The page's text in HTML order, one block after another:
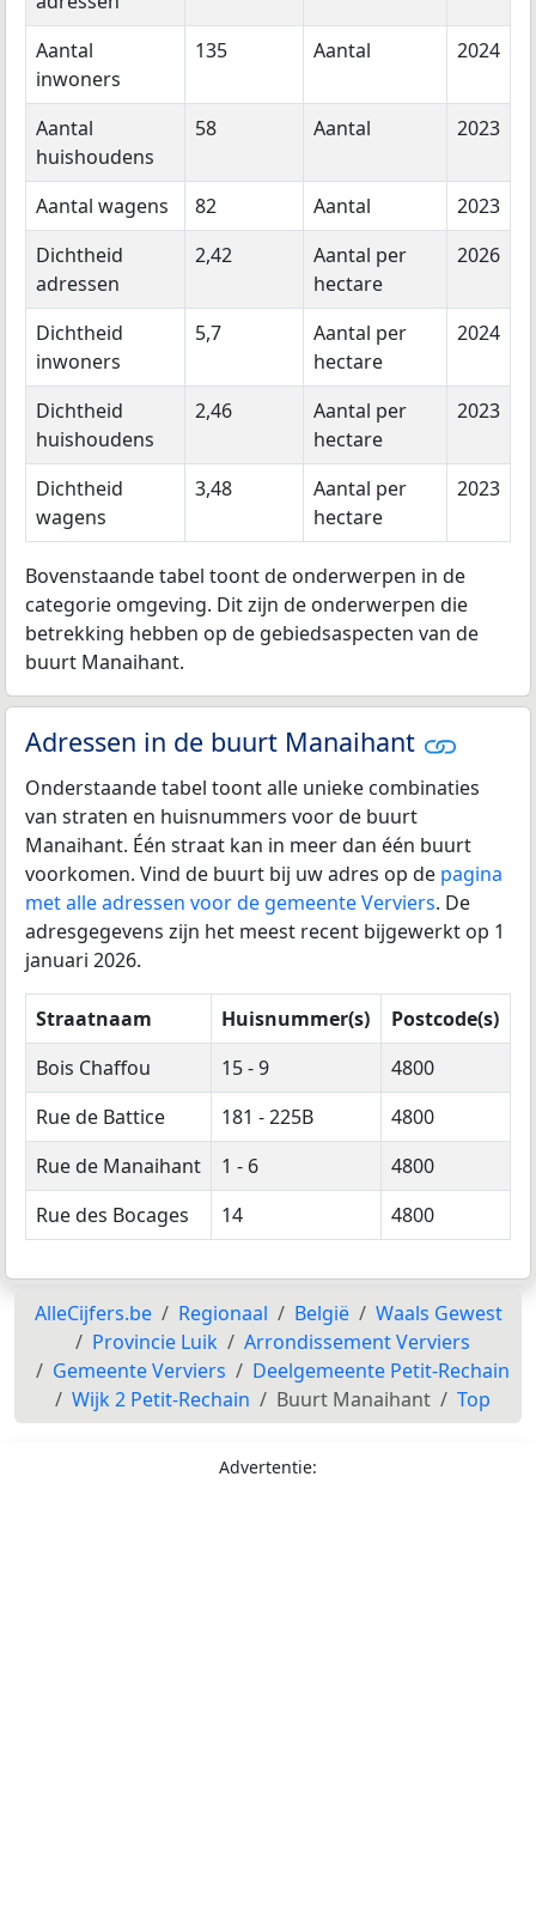
Aantal
inwoners
135 Aantal 2024
Aantal
huishoudens
58 Aantal 2023
Aantal wagens 82 Aantal
2023
Dichtheid
adressen
2,42
Aantal per
hectare
2026
Dichtheid
inwoners
5,7
Aantal per
hectare
2024
Dichtheid
huishoudens
2,46
Aantal per
hectare
2023
Dichtheid
wagens
3,48
Aantal per
hectare
2023
Bovenstaande tabel toont de onderwerpen in de
categorie omgeving. Dit zijn de onderwerpen die
betrekking hebben op de gebiedsaspecten van de
buurt Manaihant.
Adressen in de buurt Manaihant
Onderstaande tabel toont alle unieke combinaties
van straten en huisnummers voor de buurt
Manaihant. Één straat kan in meer dan één buurt
voorkomen. Vind de buurt bij uw adres op de pagina
met alle adressen voor de gemeente Verviers. De
adresgegevens zijn het meest recent bijgewerkt op 1
januari 2026.
Straatnaam Huisnummer(s)
Postcode(s)
Bois Chaffou
15 - 9
4800
Rue de Battice
181 - 225B
4800
Rue de Manaihant
1 - 6
4800
Rue des Bocages
14 4800
AlleCijfers.be Regionaal België
Waals Gewest
Provincie Luik
Arrondissement Verviers
Gemeente Verviers
Deelgemeente Petit-Rechain
Wijk 2 Petit-Rechain
Buurt Manaihant Top
Advertentie: